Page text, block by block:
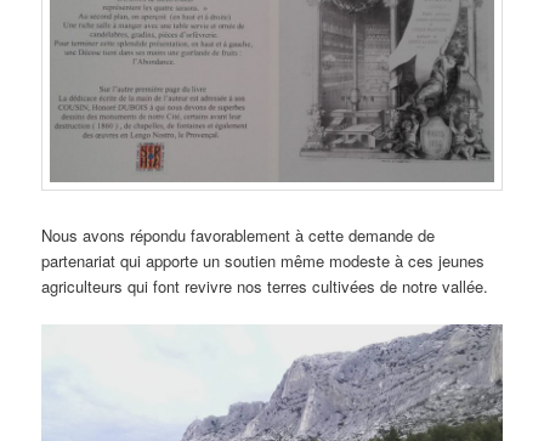
Nous avons répondu favorablement à cette demande de
partenariat qui apporte un soutien même modeste à ces jeunes
agriculteurs qui font revivre nos terres cultivées de notre vallée.